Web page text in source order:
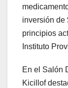
inversión de
principios
Instituto
En el Salón
Kicillof